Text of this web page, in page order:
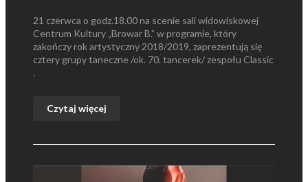
21 czerwca o godz.18.00 na scenie sali widowiskowej
Centrum Kultury „Browar B.” w programie, który
zakończy rok artystyczny 2018/2019, zaprezentują się
cztery grupy taneczne /ok. 70. tancerek/ zespołu Classic
.
Czytaj więcej